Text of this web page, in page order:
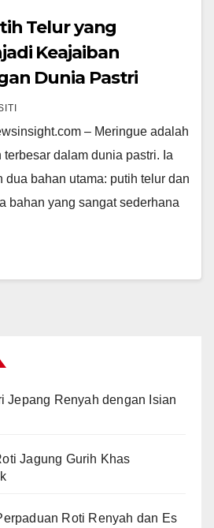
Telur yang
Keajaiban
Dunia Pastri
– Meringue adalah
dalam dunia pastri. Ia
dua bahan utama: putih telur dan
bahan yang sangat sederhana
Jepang Renyah dengan Isian
Jagung Gurih Khas
Roti Renyah dan Es